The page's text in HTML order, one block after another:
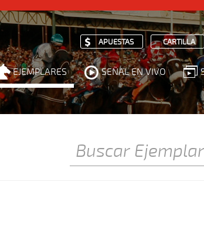
APUESTAS CARTILLA
EJEMPLARES SEÑAL EN VIVO